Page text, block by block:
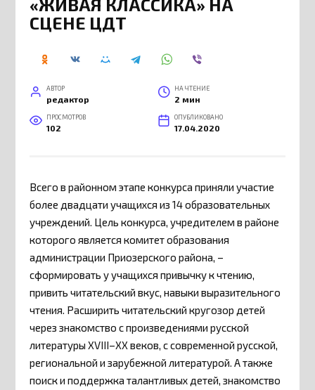
«ЖИВАЯ КЛАССИКА» НА
СЦЕНЕ ЦДТ
АВТОР
редактор
НА ЧТЕНИЕ
2 мин
ПРОСМОТРОВ
102
ОПУБЛИКОВАНО
17.04.2020
Всего в районном этапе конкурса приняли участие
более двадцати учащихся из 14 образовательных
учреждений. Цель конкурса, учредителем в районе
которого является комитет образования
администрации Приозерского района, –
сформировать у учащихся привычку к чтению,
привить читательский вкус, навыки выразительного
чтения. Расширить читательский кругозор детей
через знакомство с произведениями русской
литературы XVIII–XX веков, с современной русской,
региональной и зарубежной литературой. А также
поиск и поддержка талантливых детей, знакомство